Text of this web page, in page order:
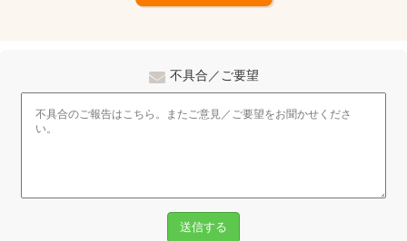
不具合／ご要望
送信する